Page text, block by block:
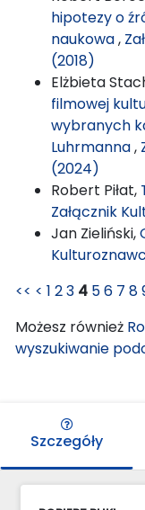
hipotezy o
naukowa,
(2018)
Elżbieta
filmowej
wybranych
Luhrmanna,
(2024)
Robert Piłat,
Załącznik
Jan Zieliński,
<< < 1 23 4 56 7 8
Możesz również
wyszukiwanie
Szczegóły